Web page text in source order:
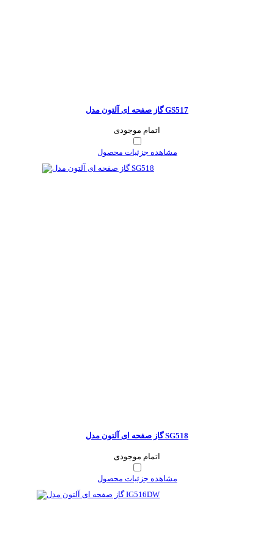
گاز صفحه ای آلتون مدل GS517
اتمام موجودی
مشاهده جزئیات محصول
گاز صفحه ای آلتون مدل SG518
اتمام موجودی
مشاهده جزئیات محصول